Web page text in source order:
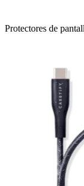
Protectores de